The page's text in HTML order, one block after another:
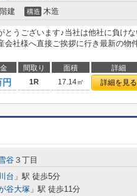
建 構造 木造
とうございます♪当社は他社に負け
会社様へ直接ご挨拶に行き最新の物
間取り 面積 詳細
円 1R 17.14㎡ 詳細を見る
谷 ３丁目
台 」駅 徒歩5分
谷大塚 」駅 徒歩11分